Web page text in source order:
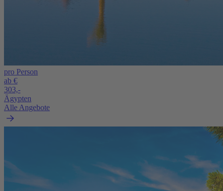
pro Person
ab €
303,-
Ägypten
Alle Angebote